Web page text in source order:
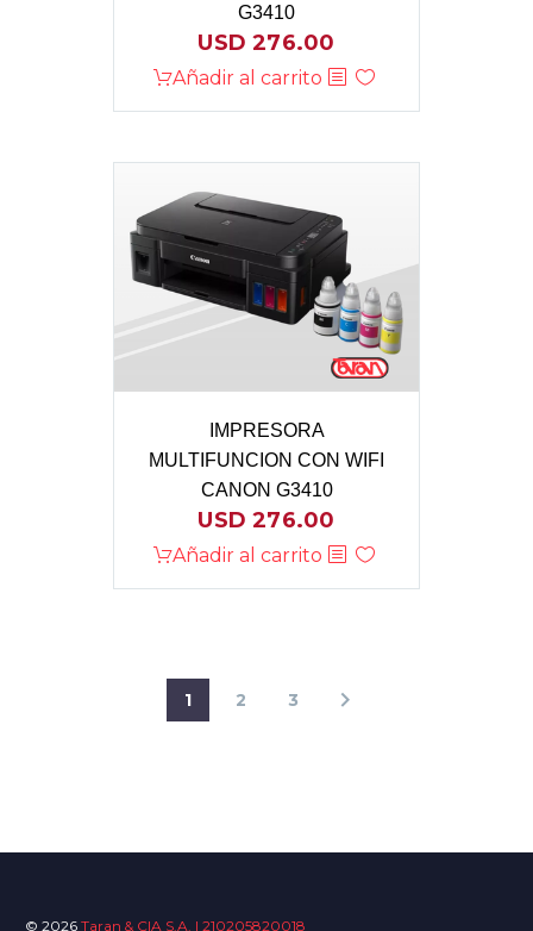
G3410
USD276.00
Añadir al carrito
IMPRESORA
MULTIFUNCION CON WIFI
CANON G3410
USD276.00
Añadir al carrito
1 2 3
© 2026 Taran & CIA S.A. | 210205820018